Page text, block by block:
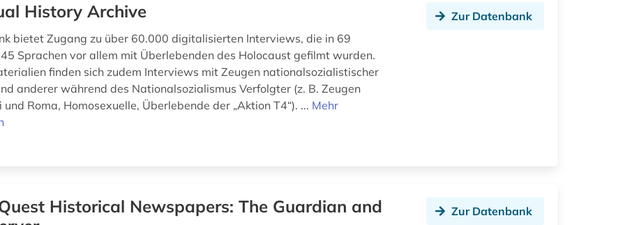
History Archive
bietet Zugang zu über 60.000 digitalisierten Interviews, die in 69
Sprachen vor allem mit Überlebenden des Holocaust gefilmt wurden.
finden sich zudem Interviews mit Zeugen nationalsozialistischer
anderer während des Nationalsozialismus Verfolgter (z. B. Zeugen
und Roma, Homosexuelle, Überlebende der „Aktion T4“). ... Mehr
Zur Datenbank
Historical Newspapers: The Guardian and
Zur Datenbank